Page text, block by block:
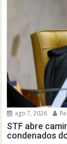
ago 7, 2026
STF abre
condenados